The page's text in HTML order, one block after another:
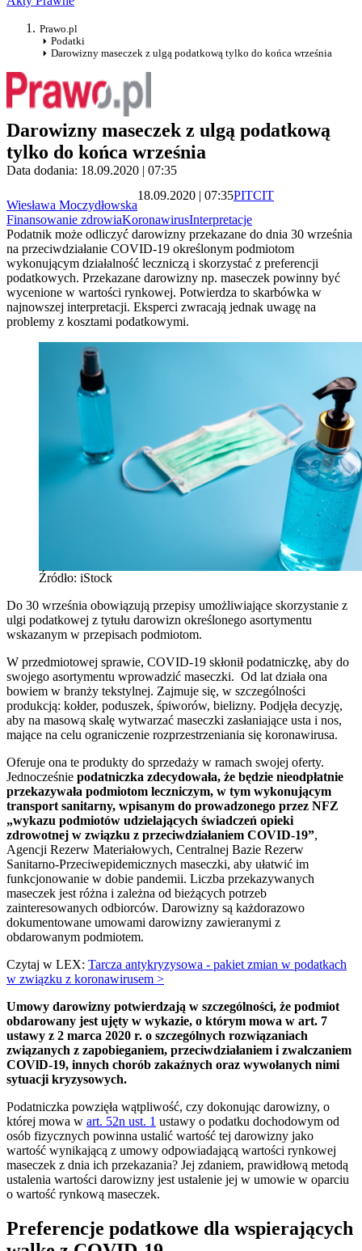
Prawo.pl
Podatki
Darowizny maseczek z ulgą podatkową tylko do końca września
Darowizny maseczek z ulgą podatkową
tylko do końca września
Data dodania: 18.09.2020 | 07:35
Wiesława Moczydłowska
18.09.2020 | 07:35PITCIT
Finansowanie zdrowiaKoronawirusInterpretacje
Podatnik może odliczyć darowizny przekazane do dnia 30 września
na przeciwdziałanie COVID-19 określonym podmiotom
wykonującym działalność leczniczą i skorzystać z preferencji
podatkowych. Przekazane darowizny np. maseczek powinny być
wycenione w wartości rynkowej. Potwierdza to skarbówka w
najnowszej interpretacji. Eksperci zwracają jednak uwagę na
problemy z kosztami podatkowymi.
Źródło: iStock
Do 30 września obowiązują przepisy umożliwiające skorzystanie z
ulgi podatkowej z tytułu darowizn określonego asortymentu
wskazanym w przepisach podmiotom.
W przedmiotowej sprawie, COVID-19 skłonił podatniczkę, aby do
swojego asortymentu wprowadzić maseczki. Od lat działa ona
bowiem w branży tekstylnej. Zajmuje się, w szczególności
produkcją: kołder, poduszek, śpiworów, bielizny. Podjęła decyzję,
aby na masową skalę wytwarzać maseczki zasłaniające usta i nos,
mające na celu ograniczenie rozprzestrzeniania się koronawirusa.
Oferuje ona te produkty do sprzedaży w ramach swojej oferty.
Jednocześnie podatniczka zdecydowała, że będzie nieodpłatnie
przekazywała podmiotom leczniczym, w tym wykonującym
transport sanitarny, wpisanym do prowadzonego przez NFZ
„wykazu podmiotów udzielających świadczeń opieki
zdrowotnej w związku z przeciwdziałaniem COVID-19”,
Agencji Rezerw Materiałowych, Centralnej Bazie Rezerw
Sanitarno-Przeciwepidemicznych maseczki, aby ułatwić im
funkcjonowanie w dobie pandemii. Liczba przekazywanych
maseczek jest różna i zależna od bieżących potrzeb
zainteresowanych odbiorców. Darowizny są każdorazowo
dokumentowane umowami darowizny zawieranymi z
obdarowanym podmiotem.
Czytaj w LEX: Tarcza antykryzysowa - pakiet zmian w podatkach
w związku z koronawirusem >
Umowy darowizny potwierdzają w szczególności, że podmiot
obdarowany jest ujęty w wykazie, o którym mowa w art. 7
ustawy z 2 marca 2020 r. o szczególnych rozwiązaniach
związanych z zapobieganiem, przeciwdziałaniem i zwalczaniem
COVlD-19, innych chorób zakaźnych oraz wywołanych nimi
sytuacji kryzysowych.
Podatniczka powzięła wątpliwość, czy dokonując darowizny, o
której mowa w art. 52n ust. 1 ustawy o podatku dochodowym od
osób fizycznych powinna ustalić wartość tej darowizny jako
wartość wynikającą z umowy odpowiadającą wartości rynkowej
maseczek z dnia ich przekazania? Jej zdaniem, prawidłową metodą
ustalenia wartości darowizny jest ustalenie jej w umowie w oparciu
o wartość rynkową maseczek.
Preferencje podatkowe dla wspierających